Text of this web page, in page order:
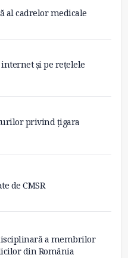
al cadrelor medicale
și pe rețelele
privind țigara
de CMSR
a membrilor
din România